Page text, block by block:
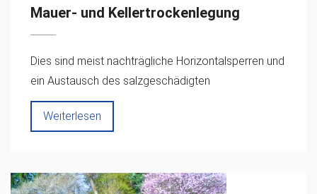
Mauer- und Kellertrockenlegung
Dies sind meist nachträgliche Horizontalsperren und
ein Austausch des salzgeschädigten
Weiterlesen